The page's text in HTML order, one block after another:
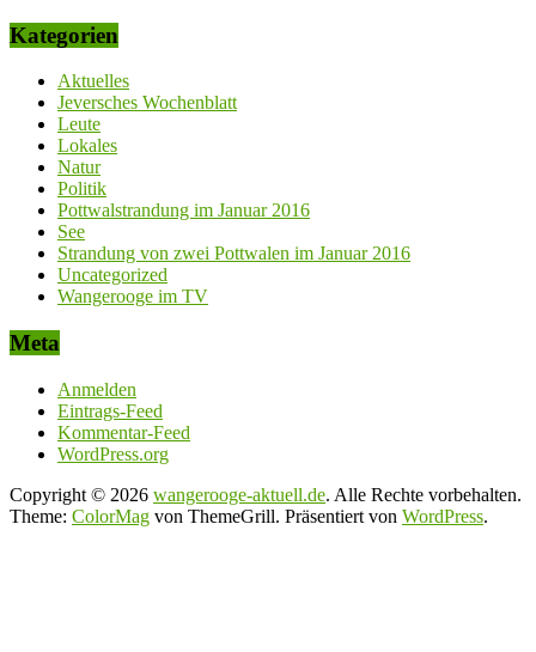
Kategorien
Aktuelles
Jeversches Wochenblatt
Leute
Lokales
Natur
Politik
Pottwalstrandung im Januar 2016
See
Strandung von zwei Pottwalen im Januar 2016
Uncategorized
Wangerooge im TV
Meta
Anmelden
Eintrags-Feed
Kommentar-Feed
WordPress.org
Copyright © 2026 wangerooge-aktuell.de. Alle Rechte vorbehalten.
Theme: ColorMag von ThemeGrill. Präsentiert von WordPress.